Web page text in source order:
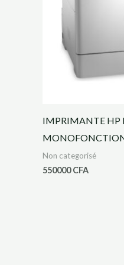
IMPRIMANTE HP
Non categorisé
550000CFA